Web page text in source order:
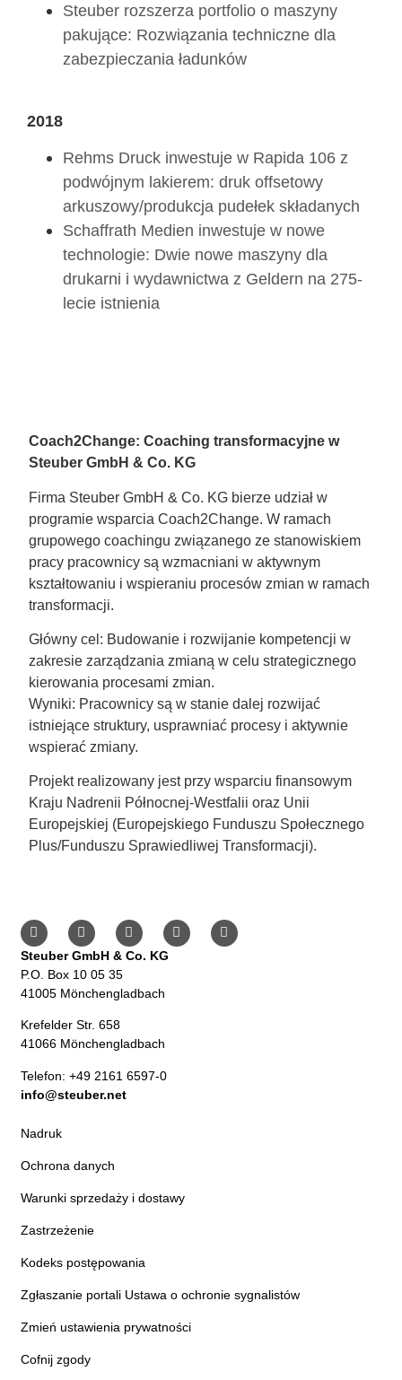
Steuber rozszerza portfolio o maszyny
pakujące: Rozwiązania techniczne dla
zabezpieczania ładunków
2018
Rehms Druck inwestuje w Rapida 106 z
podwójnym lakierem: druk offsetowy
arkuszowy/produkcja pudełek składanych
Schaffrath Medien inwestuje w nowe
technologie: Dwie nowe maszyny dla
drukarni i wydawnictwa z Geldern na 275-
lecie istnienia
Coach2Change: Coaching transformacyjne w
Steuber GmbH & Co. KG
Firma Steuber GmbH & Co. KG bierze udział w
programie wsparcia Coach2Change. W ramach
grupowego coachingu związanego ze stanowiskiem
pracy pracownicy są wzmacniani w aktywnym
kształtowaniu i wspieraniu procesów zmian w ramach
transformacji.
Główny cel: Budowanie i rozwijanie kompetencji w
zakresie zarządzania zmianą w celu strategicznego
kierowania procesami zmian.
Wyniki: Pracownicy są w stanie dalej rozwijać
istniejące struktury, usprawniać procesy i aktywnie
wspierać zmiany.
Projekt realizowany jest przy wsparciu finansowym
Kraju Nadrenii Północnej-Westfalii oraz Unii
Europejskiej (Europejskiego Funduszu Społecznego
Plus/Funduszu Sprawiedliwej Transformacji).
Steuber GmbH & Co. KG
P.O. Box 10 05 35
41005 Mönchengladbach
Krefelder Str. 658
41066 Mönchengladbach
Telefon: +49 2161 6597-0
info@steuber.net
Nadruk
Ochrona danych
Warunki sprzedaży i dostawy
Zastrzeżenie
Kodeks postępowania
Zgłaszanie portali Ustawa o ochronie sygnalistów
Zmień ustawienia prywatności
Cofnij zgody